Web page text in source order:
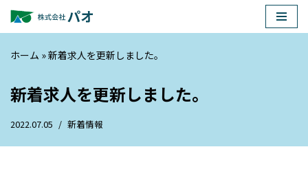
コ
ン
ン
ツ
へ
ホーム »新着求人を更新しました。
新着求人を更新しました。
2022.07.05 新着情報